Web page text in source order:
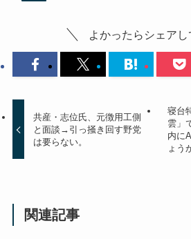
よかったらシェアし
共産・志位氏、元徴用工側
と面談→引っ掻き回す野党
は要らない。
寝台
雲」
内に
ょう
関連記事